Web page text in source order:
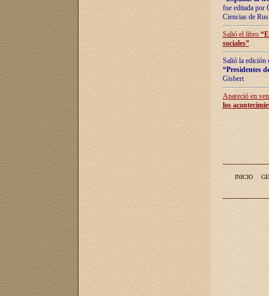
fue editada por
Ciencias de
Salió el libro “
sociales”
Salió la edición
“Presidentes
Gisbert
Apareció en
los
INICIO